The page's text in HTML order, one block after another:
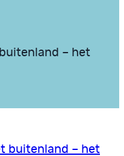
– het
buitenland – het